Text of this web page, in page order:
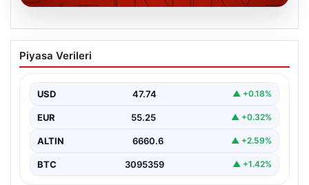
MGK’den 8 maddelik kritik bildiri: Dikkat
çeken ‘Terörsüz Bölge’ vurgusu
Piyasa Verileri
USD 47.74 ▲ +0.18%
EUR 55.25 ▲ +0.32%
ALTIN 6660.6 ▲ +2.59%
BTC 3095359 ▲ +1.42%